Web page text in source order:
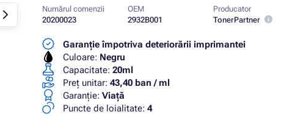
Numărul comenzii
20200023
OEM
2932B001
Producator
TonerPartner
Garanție împotriva deteriorării imprimantei
Culoare: Negru
Capacitate: 20ml
Preț unitar: 43,40 ban / ml
Garanţie: Viaţă
Puncte de loialitate: 4